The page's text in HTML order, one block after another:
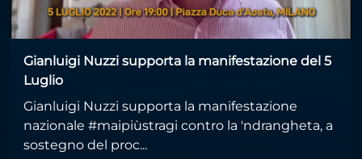
Gianluigi Nuzzi supporta la manifestazione del 5
Luglio
Gianluigi Nuzzi supporta la manifestazione
nazionale #maipiùstragi contro la 'ndrangheta, a
sostegno del proc...